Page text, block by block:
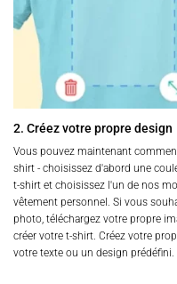
2. Créez votre propre design
Vous pouvez maintenant
shirt - choisissez d'abord une
t-shirt et choisissez l'un de nos
vêtement personnel. Si vous
photo, téléchargez votre propre
créer votre t-shirt. Créez votre
votre texte ou un design prédéfini.